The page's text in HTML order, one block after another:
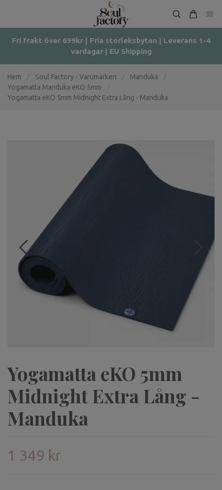
Fri frakt över 699kr | Fria storleksbyten | Leverans 1-4
vardagar | EU Shipping
Hem Soul Factory - Varumärken Manduka
Yogamatta Manduka eKO 5mm
Yogamatta eKO 5mm Midnight Extra Lång - Manduka
Yogamatta eKO 5mm
Midnight Extra Lång -
Manduka
1 349 kr